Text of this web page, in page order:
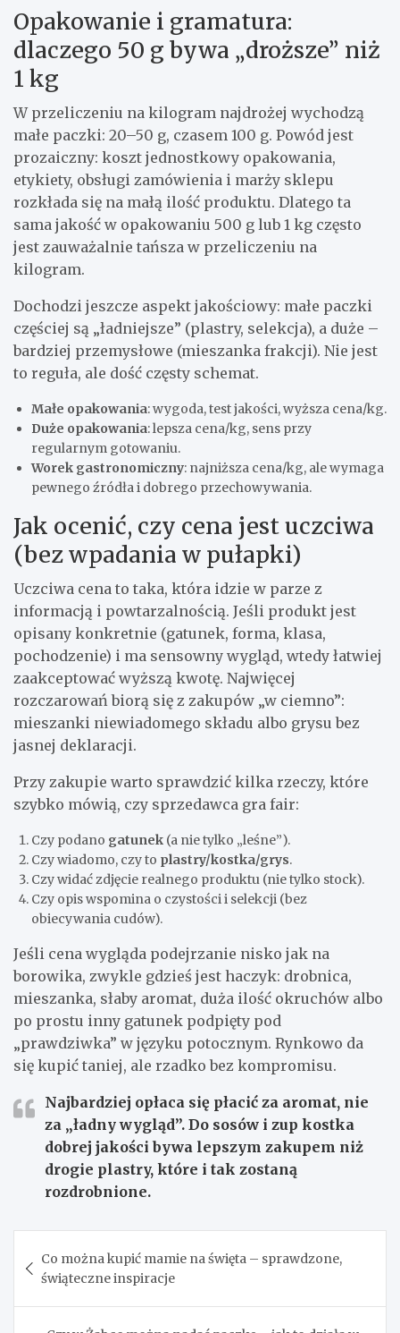
Opakowanie i gramatura:
dlaczego 50 g bywa „droższe” niż
1 kg
W przeliczeniu na kilogram najdrożej wychodzą
małe paczki: 20–50 g, czasem 100 g. Powód jest
prozaiczny: koszt jednostkowy opakowania,
etykiety, obsługi zamówienia i marży sklepu
rozkłada się na małą ilość produktu. Dlatego ta
sama jakość w opakowaniu 500 g lub 1 kg często
jest zauważalnie tańsza w przeliczeniu na
kilogram.
Dochodzi jeszcze aspekt jakościowy: małe paczki
częściej są „ładniejsze” (plastry, selekcja), a duże –
bardziej przemysłowe (mieszanka frakcji). Nie jest
to reguła, ale dość częsty schemat.
Małe opakowania: wygoda, test jakości, wyższa cena/kg.
Duże opakowania: lepsza cena/kg, sens przy
regularnym gotowaniu.
Worek gastronomiczny: najniższa cena/kg, ale wymaga
pewnego źródła i dobrego przechowywania.
Jak ocenić, czy cena jest uczciwa
(bez wpadania w pułapki)
Uczciwa cena to taka, która idzie w parze z
informacją i powtarzalnością. Jeśli produkt jest
opisany konkretnie (gatunek, forma, klasa,
pochodzenie) i ma sensowny wygląd, wtedy łatwiej
zaakceptować wyższą kwotę. Najwięcej
rozczarowań biorą się z zakupów „w ciemno”:
mieszanki niewiadomego składu albo grysu bez
jasnej deklaracji.
Przy zakupie warto sprawdzić kilka rzeczy, które
szybko mówią, czy sprzedawca gra fair:
Czy podano gatunek (a nie tylko „leśne”).
Czy wiadomo, czy to plastry/kostka/grys.
Czy widać zdjęcie realnego produktu (nie tylko stock).
Czy opis wspomina o czystości i selekcji (bez
obiecywania cudów).
Jeśli cena wygląda podejrzanie nisko jak na
borowika, zwykle gdzieś jest haczyk: drobnica,
mieszanka, słaby aromat, duża ilość okruchów albo
po prostu inny gatunek podpięty pod
„prawdziwka” w języku potocznym. Rynkowo da
się kupić taniej, ale rzadko bez kompromisu.
Najbardziej opłaca się płacić za aromat, nie
za „ładny wygląd”. Do sosów i zup kostka
dobrej jakości bywa lepszym zakupem niż
drogie plastry, które i tak zostaną
rozdrobnione.
wpisu
Co można kupić mamie na święta – sprawdzone,
świąteczne inspiracje